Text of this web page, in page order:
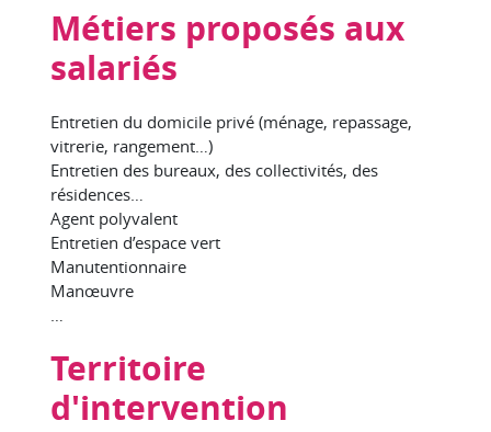
Métiers proposés aux
salariés
Entretien du domicile privé (ménage, repassage,
vitrerie, rangement…)
Entretien des bureaux, des collectivités, des
résidences…
Agent polyvalent
Entretien d’espace vert
Manutentionnaire
Manœuvre
…
Territoire
d'intervention